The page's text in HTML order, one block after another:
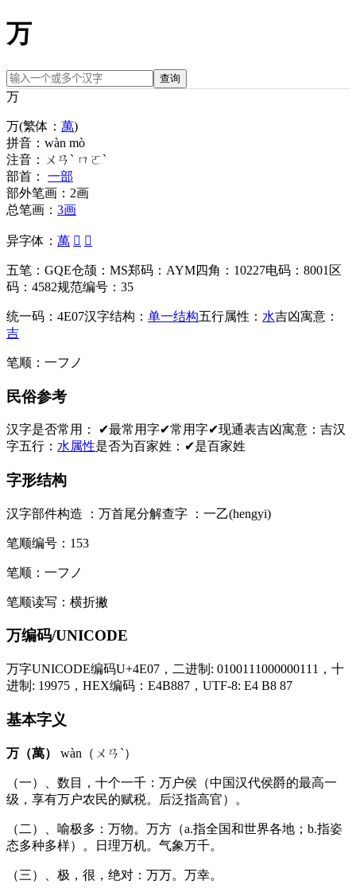
万
查询
万
万(繁体： 萬)
拼音： wàn mò
注音：
ㄨㄢˋ ㄇㄛˋ
部首：
一部
部外笔画： 2画
总笔画： 3画
异字体： 萬 𢄏 𠂍
五笔： GQE仓颉： MS郑码： AYM四角： 10227电码： 8001 区
码： 4582规范编号： 35
统一码： 4E07汉字结构： 单一结构五行属性： 水吉凶寓意：
吉
笔顺： 一フノ
民俗参考
汉字是否常用： ✔最常用字✔常用字✔现通表吉凶寓意： 吉汉
字五行： 水属性是否为百家姓： ✔是百家姓
字形结构
汉字部件构造 ： 万首尾分解查字 ： 一乙(hengyi)
笔顺编号： 153
笔顺： 一フノ
笔顺读写： 横折撇
万编码/UNICODE
万字UNICODE编码U+4E07，二进制: 0100111000000111，十
进制: 19975，HEX编码：E4B887，UTF-8: E4 B8 87
基本字义
万（萬） wàn（ㄨㄢˋ）
（一）、数目，十个一千：万户侯（中国汉代侯爵的最高一
级，享有万户农民的赋税。后泛指高官）。
（二）、喻极多：万物。万方（a.指全国和世界各地；b.指姿
态多种多样）。日理万机。气象万千。
（三）、极，很，绝对：万万。万幸。